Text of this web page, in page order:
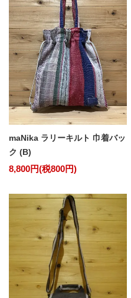
maNika ラリーキルト 巾着バッ
ク (B)
8,800円(税800円)